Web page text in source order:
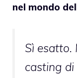
nel mondo
Sì esatto.
casting di